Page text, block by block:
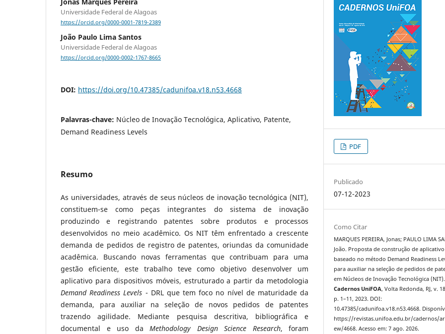
Universidade Federal de Alagoas
https://orcid.org/0000-0001-7819-2389
João Paulo Lima Santos
Universidade Federal de Alagoas
https://orcid.org/0000-0002-1767-8665
DOI: https://doi.org/10.47385/cadunifoa.v18.n53.4668
Palavras-chave: Núcleo de Inovação Tecnológica, Aplicativo, Patente,
Demand Readiness Levels
Resumo
As universidades, através de seus núcleos de inovação tecnológica (NIT),
constituem-se como peças integrantes do sistema de inovação
produzindo e registrando patentes sobre produtos e processos
desenvolvidos no meio acadêmico. Os NIT têm enfrentado a crescente
demanda de pedidos de registro de patentes, oriundas da comunidade
acadêmica. Buscando novas ferramentas que contribuam para uma
gestão eficiente, este trabalho teve como objetivo desenvolver um
aplicativo para dispositivos móveis, estruturado a partir da metodologia
Demand Readiness Levels - DRL que tem foco no nível de maturidade da
demanda, para auxiliar na seleção de novos pedidos de patentes
trazendo agilidade. Mediante pesquisa descritiva, bibliográfica e
documental e uso da Methodology Design Science Research, foram
PDF
Publicado
07-12-2023
Como Citar
MARQUES PEREIRA, Jonas; PAULO LIMA
João. Proposta de construção de aplicativo
baseado no método Demand Readiness
para auxiliar na seleção de pedidos de
em Núcleos de Inovação Tecnológica (NIT).
Cadernos UniFOA, Volta Redonda, RJ, v.
p. 1–11, 2023. DOI:
10.47385/cadunifoa.v18.n53.4668.
https://revistas.unifoa.edu.br/cadernos/
ew/4668. Acesso em: 7 ago. 2026.